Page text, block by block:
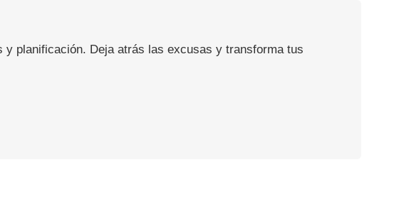
planificación. Deja atrás las excusas y transforma tus